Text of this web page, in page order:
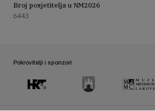
Broj posjetitelja u NM2026
6443
Pokrovitelji i sponzori